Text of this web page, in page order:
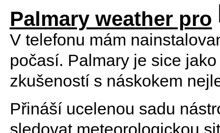
Palmary weather pro
V telefonu mám
počasí. Palmary je sice
zkušeností s náskokem
Přináší ucelenou sadu
sledovat meteorologickou